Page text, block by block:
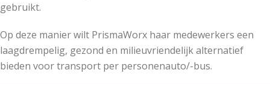
gebruikt.
Op deze manier wilt PrismaWorx haar medewerkers een
laagdrempelig, gezond en milieuvriendelijk alternatief
bieden voor transport per personenauto/-bus.